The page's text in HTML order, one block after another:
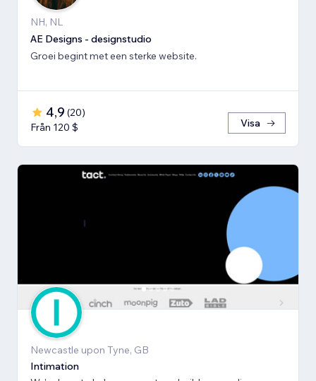
NH, NL
AE Designs - designstudio
Groei begint met een sterke website.
4,9 (20)
Från 120 $
Visa
Newcastle upon Tyne, GB
Intimation